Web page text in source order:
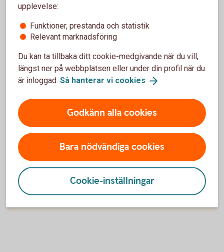
Tjänsten Inkasso innebär att banken agerar ombud
för ditt företag i inkassoärenden. På så sätt kan du
undvika kreditförluster utan att störa kundrelationen.
Inkasso
För att se detta innehåll behöver du först
godkänna cookies för Funktioner, prestanda
och statistik.
upplevelse:
Funktioner, prestanda och statistik
Relevant marknadsföring
Du kan ta tillbaka ditt cookie-medgivande när du vill,
längst ner på webbplatsen eller under din profil när du
är inloggad. Så hanterar vi cookies
Godkänn alla cookies
Bara nödvändiga cookies
Cookie-inställningar